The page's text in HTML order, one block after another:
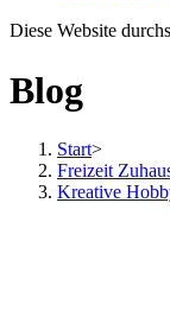
Diese Website
Blog
Start>
Freizeit
Kreative